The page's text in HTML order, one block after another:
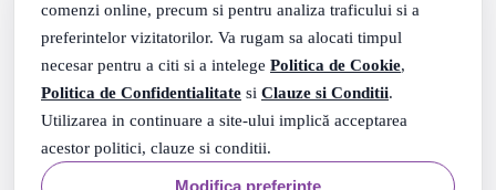
comenzi online, precum si pentru analiza traficului si a
preferintelor vizitatorilor. Va rugam sa alocati timpul
necesar pentru a citi si a intelege Politica de Cookie,
Politica de Confidentialitate si Clauze si Conditii.
Utilizarea in continuare a site-ului implică acceptarea
acestor politici, clauze si conditii.
Modifica preferinte